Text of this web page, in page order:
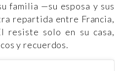
familia —su esposa y sus
repartida entre Francia,
resiste solo en su casa,
y recuerdos.